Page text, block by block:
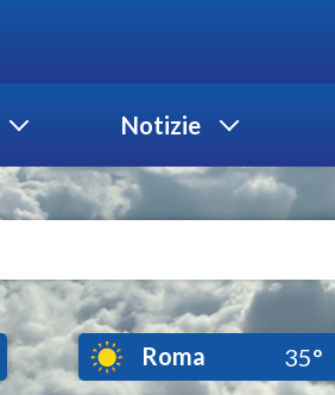
Notizie
Roma 35°